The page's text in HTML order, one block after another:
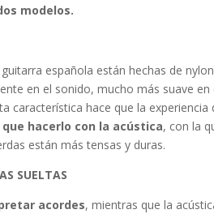
modelos.
guitarra española están hechas de
en el sonido, mucho más suave en
característica hace que la experiencia
hacerlo con la acústica, con la
están más tensas y duras.
SUELTAS
acordes, mientras que la